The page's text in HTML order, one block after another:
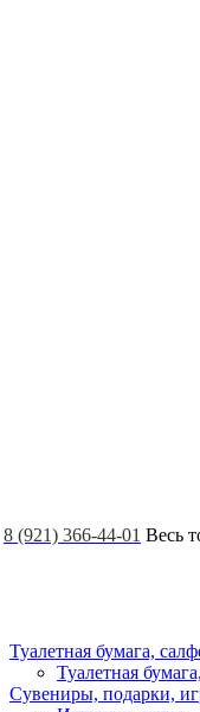
8 (921) 366-44-01 Весь
Туалетная бумага,
Туалетная
Сувениры, подарки,